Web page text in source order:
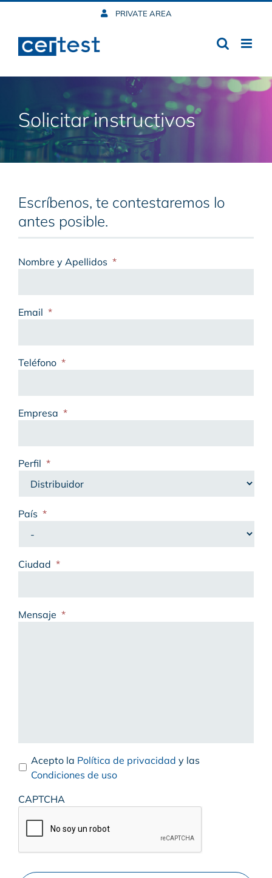
content
PRIVATE AREA
Solicitar instructivos
Escríbenos, te contestaremos lo
antes posible.
Nombre y Apellidos *
Email *
Teléfono *
Empresa *
Perfil *
País *
Ciudad *
Mensaje *
Acepto la Política de privacidad y las
Condiciones de uso
CAPTCHA